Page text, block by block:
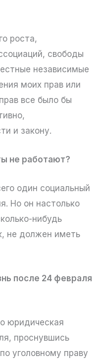
роста,
свободы
независимые
моих прав или
все было бы
и закону.
не работают?
один социальный
Но он настолько
нибудь
не должен иметь
после 24 февраля
юридическая
проснувшись
уголовному праву